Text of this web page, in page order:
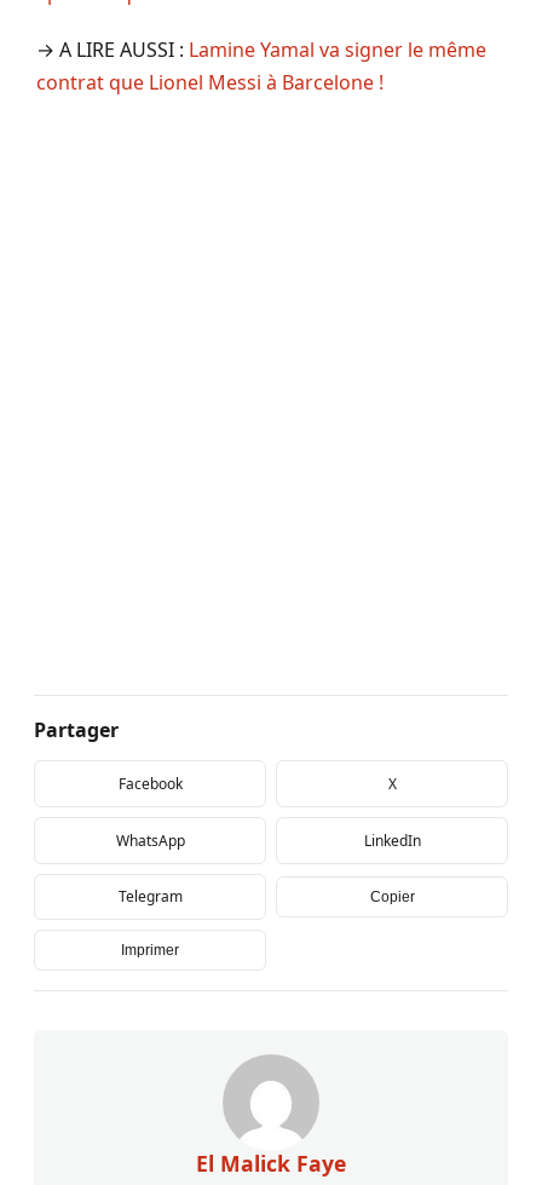
→ A LIRE AUSSI : Lamine Yamal va signer le même
contrat que Lionel Messi à Barcelone !
Partager
Facebook X
WhatsApp LinkedIn
Telegram Copier
Imprimer
El Malick Faye